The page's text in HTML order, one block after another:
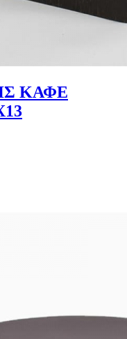
ΚΑΦΕ